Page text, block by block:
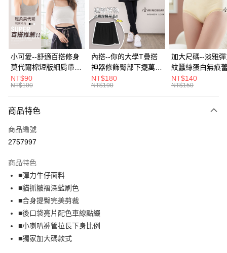
Apple Pay
街口支付
悠遊付
Google Pay
全盈+PAY
大哥付你分期
【大哥付你分期使用說明】
1.本服務由台灣大哥大提供，台灣大哥大用戶可立即使用無須另外申請。
流程，驗證手機門號後，選擇欲分期的期數、繳款截止日，確認付款後即完
成交易。
3.實際核准額度、可分期數及費用金額請依後續交易確認頁面所載為準。
4.訂單成立30分鐘內，如未前往確認交易或遇審核未通過，訂單將自動取
法說明評估內容。
【繳款方式說明】
1.分期款項不併入電信帳單，「大哥付你分期」於每月結算日後寄送繳費提
醒簡訊。
2.透過簡訊連結打開帳單後，可選擇「超商條碼／台灣大直營門市／銀行轉
AFTEE先享後付
【關於「AFTEE先享後付」】
AFTEE先享後付是「在收到商品之後才付款」的支付方式。 讓您購物簡單
便利好安心！
１．簡單：不需註冊會員、不需綁卡、不需儲值。
２．便利：只要手機號碼，簡訊認證，即可結帳。
３．安心：先確認商品／服務後，再付款。
【「AFTEE先享後付」結帳流程】
１．於結帳方式選擇「AFTEE先享後付」後，將跳轉至「AFTEE先享後付」
ATM付款
全家取貨付款
每筆NT$70，滿NT$699(含以上)免運費
付款後全家取貨
小可愛--舒適百搭修身
莫代爾棉短版細肩帶素
色背心(白.黑.灰L-2L)-
U582眼圈熊中大尺碼
NT$90
NT$100
內搭--你的大學T疊搭
神器修飾臀部下擺萬用
內搭裙/遮臀裙(黑2L-
6L)-Q155眼圈熊中大
NT$180
NT$190
加大尺碼--淡雅
紋蠶絲蛋白無痕
角內褲(白.粉.藍.
3L)-L28眼圈熊中
NT$140
NT$150
商品特色
商品編號
2757997
商品特色
■彈力牛仔面料
■貓抓皺褶深藍刷色
■合身提臀完美剪裁
■後口袋亮片配色車線點綴
■小喇叭褲管拉長下身比例
■獨家加大碼款式